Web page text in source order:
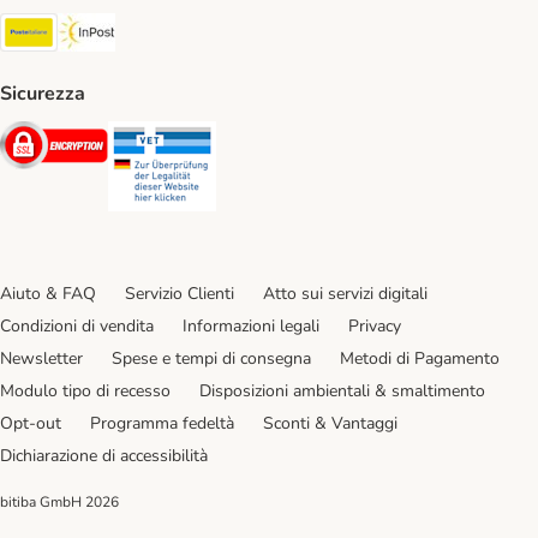
Poste Italiane. Shipping Method
Sicurezza
Security
Aiuto & FAQ Servizio Clienti
Atto sui servizi digitali
Condizioni di vendita
Informazioni legali
Privacy
Newsletter
Spese e tempi di consegna
Metodi di Pagamento
Modulo tipo di recesso
Disposizioni ambientali & smaltimento
Opt-out
Programma fedeltà
Sconti & Vantaggi
Dichiarazione di accessibilità
bitiba GmbH 2026